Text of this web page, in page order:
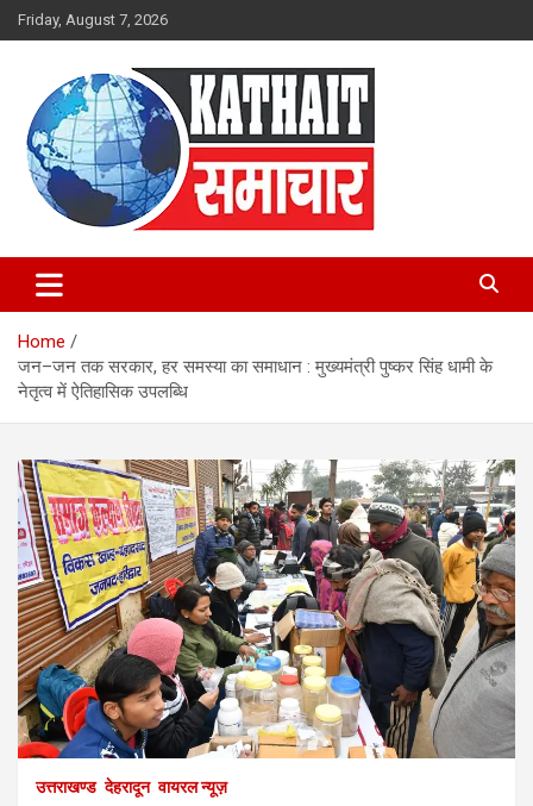
Skip
to
Friday, August 7, 2026
Kathait Samachar – Latest
Uttarakhand News in Hindi,
Uttarakhand News Headlines
Home
जन–जन तक सरकार, हर समस्या का समाधान : मुख्यमंत्री पुष्कर सिंह धामी के
नेतृत्व में ऐतिहासिक उपलब्धि
उत्तराखण्ड देहरादून वायरल न्यूज़